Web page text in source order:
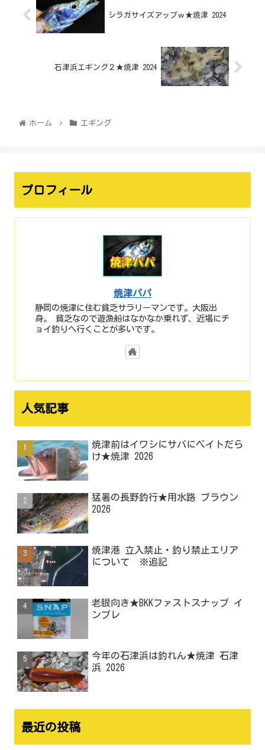
シラガサイズアップｗ★焼津 2024
石津浜エギング２★焼津 2024
ホーム エギング
プロフィール
焼津パパ
静岡の焼津に住む貧乏サラリーマンです。大阪出
身。 貧乏なので遊漁船はなかなか乗れず、近場にチ
ョイ釣りへ行くことが多いです。
人気記事
焼津前はイワシにサバにベイトだら
け★焼津 2026
猛暑の長野釣行★用水路 ブラウン
2026
焼津港 立入禁止・釣り禁止エリア
について ※追記
老眼向き★BKKファストスナップ イ
ンプレ
今年の石津浜は釣れん★焼津 石津
浜 2026
最近の投稿